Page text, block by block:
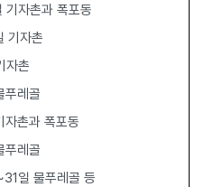
자촌과 폭포동
기자촌
자촌
레골
촌과 폭포동
레골
일 물푸레골 등